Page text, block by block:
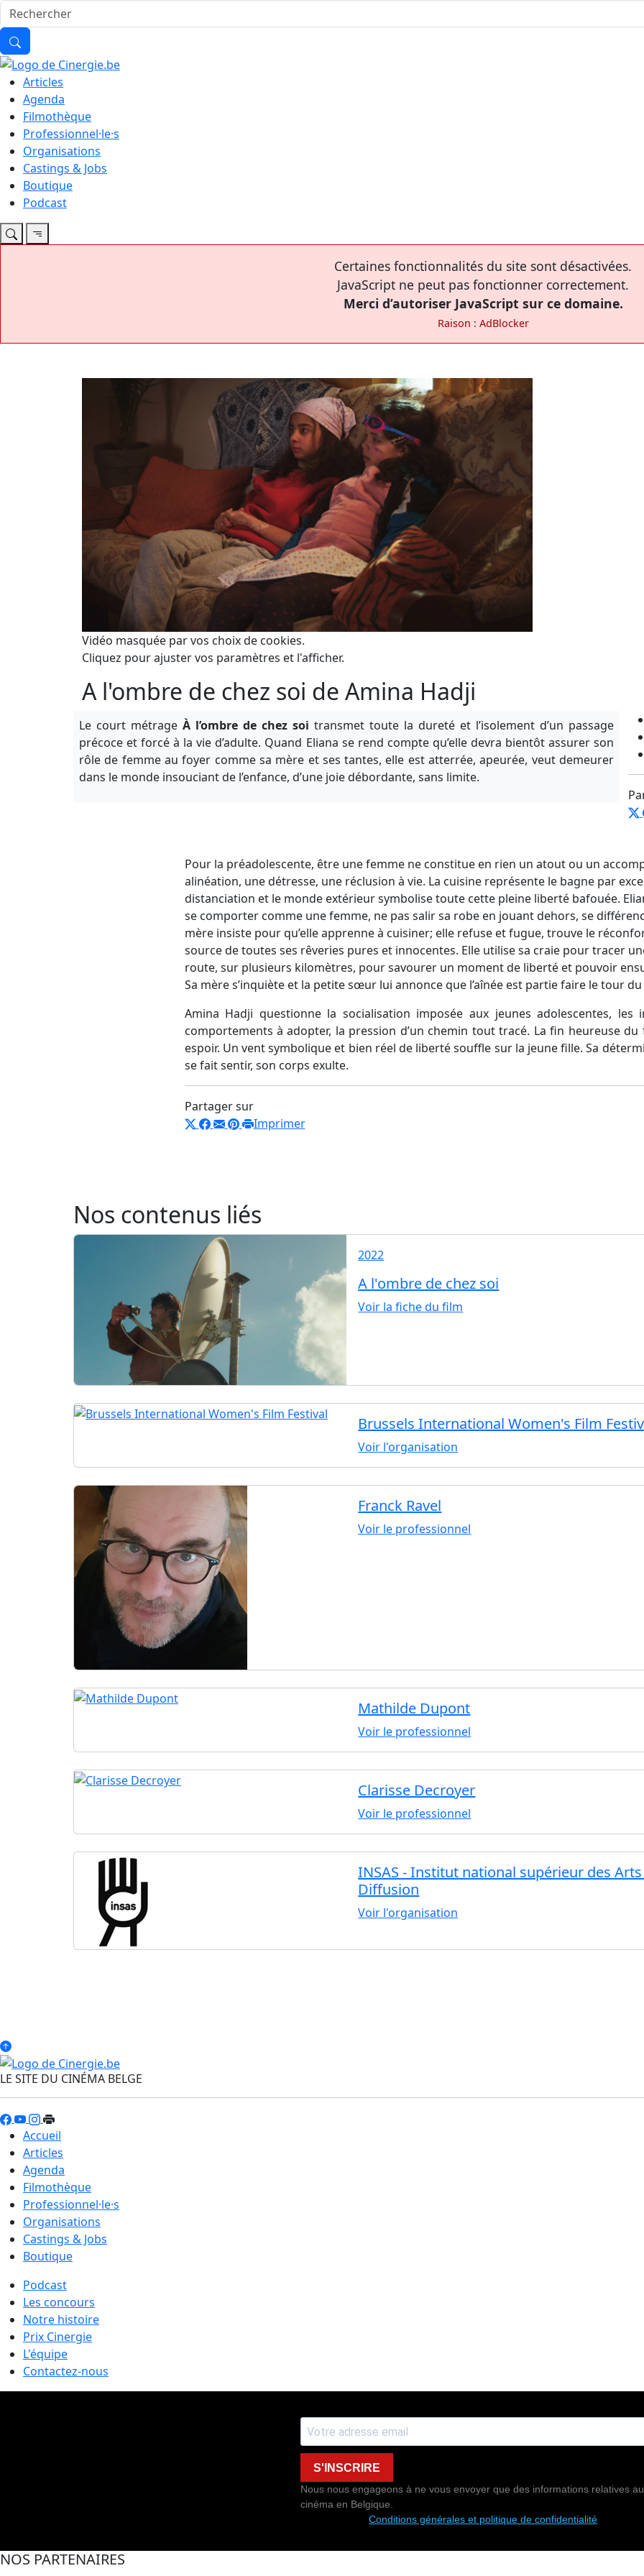
Articles
Agenda
Filmothèque
Professionnel·le·s
Organisations
Castings & Jobs
Boutique
Podcast
Certaines fonctionnalités du site sont désactivées.
JavaScript ne peut pas fonctionner correctement.
Merci d’autoriser JavaScript sur ce domaine.
Raison : AdBlocker
Vidéo masquée par vos choix de cookies.
Cliquez pour ajuster vos paramètres et l'afficher.
A l'ombre de chez soi de Amina Hadji
Le court métrage À l’ombre de chez soi transmet toute la dureté et l’isolement d’un passage
précoce et forcé à la vie d’adulte. Quand Eliana se rend compte qu’elle devra bientôt assurer son
rôle de femme au foyer comme sa mère et ses tantes, elle est atterrée, apeurée, veut demeurer
dans le monde insouciant de l’enfance, d’une joie débordante, sans limite.
Pour la préadolescente, être une femme ne constitue en rien un atout ou un
alinéation, une détresse, une réclusion à vie. La cuisine représente le bagne par
distanciation et le monde extérieur symbolise toute cette pleine liberté bafouée.
se comporter comme une femme, ne pas salir sa robe en jouant dehors, se
mère insiste pour qu’elle apprenne à cuisiner; elle refuse et fugue, trouve le
source de toutes ses rêveries pures et innocentes. Elle utilise sa craie pour tracer
route, sur plusieurs kilomètres, pour savourer un moment de liberté et pouvoir
Sa mère s’inquiète et la petite sœur lui annonce que l’aînée est partie faire le tour
Amina Hadji questionne la socialisation imposée aux jeunes adolescentes, les
comportements à adopter, la pression d’un chemin tout tracé. La fin heureuse
espoir. Un vent symbolique et bien réel de liberté souffle sur la jeune fille. Sa
se fait sentir, son corps exulte.
Partager sur
Imprimer
Nos contenus liés
2022
A l'ombre de chez soi
Voir la fiche du film
Brussels International Women's Film
Voir l'organisation
Franck Ravel
Voir le professionnel
Mathilde Dupont
Voir le professionnel
Clarisse Decroyer
Voir le professionnel
INSAS - Institut national supérieur des
Diffusion
Voir l'organisation
LE SITE DU CINÉMA BELGE
Accueil
Articles
Agenda
Filmothèque
Professionnel·le·s
Organisations
Castings & Jobs
Boutique
Podcast
Les concours
Notre histoire
Prix Cinergie
L'équipe
Contactez-nous
S'INSCRIRE
Nous nous engageons à ne vous envoyer que des informations relatives au
cinéma en Belgique.
Conditions générales et politique de confidentialité
NOS PARTENAIRES